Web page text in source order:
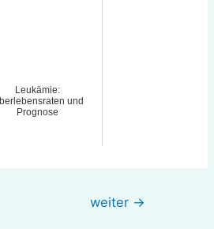
Leukämie:
und
Prognose
weiter →